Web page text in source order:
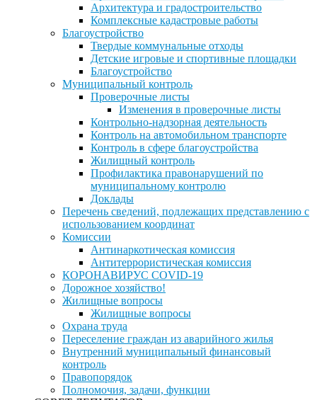
Архитектура и градостроительство
Комплексные кадастровые работы
Благоустройство
Твердые коммунальные отходы
Детские игровые и спортивные площадки
Благоустройство
Муниципальный контроль
Проверочные листы
Изменения в проверочные листы
Контрольно-надзорная деятельность
Контроль на автомобильном транспорте
Контроль в сфере благоустройства
Жилищный контроль
Профилактика правонарушений по
муниципальному контролю
Доклады
Перечень сведений, подлежащих представлению с
использованием координат
Комиссии
Антинаркотическая комиссия
Антитеррористическая комиссия
КОРОНАВИРУС COVID-19
Дорожное хозяйство!
Жилищные вопросы
Жилищные вопросы
Охрана труда
Переселение граждан из аварийного жилья
Внутренний муниципальный финансовый
контроль
Правопорядок
Полномочия, задачи, функции